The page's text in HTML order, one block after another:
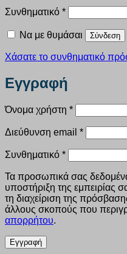
Συνθηματικό *Απαιτείται
Να με θυμάσαι Σύνδεση
Χάσατε το συνθηματικό
Εγγραφή
Όνομα χρήστη *Απαιτείται
Διεύθυνση email *Απαιτείται
Συνθηματικό *Απαιτείται
Τα προσωπικά σας
υποστήριξη της εμπειρίας
τη διαχείριση της
άλλους σκοπούς που
απορρήτου.
Εγγραφή